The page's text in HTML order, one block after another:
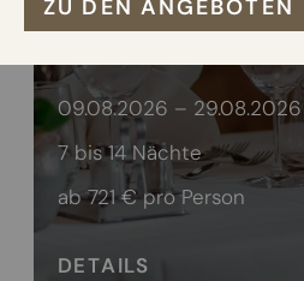
V Winter
VI Wellness
Bildergalerie
Neue Residence
09.08.2026 – 29.08.2026
7 bis 14 Nächte
ab 721 €pro Person
DETAILS
ZU DEN ANGEBOTEN